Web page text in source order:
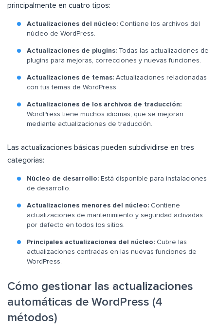
principalmente en cuatro tipos:
Actualizaciones del núcleo: Contiene los archivos del
núcleo de WordPress.
Actualizaciones de plugins: Todas las actualizaciones de
plugins para mejoras, correcciones y nuevas funciones.
Actualizaciones de temas: Actualizaciones relacionadas
con tus temas de WordPress.
Actualizaciones de los archivos de traducción:
WordPress tiene muchos idiomas, que se mejoran
mediante actualizaciones de traducción.
Las actualizaciones básicas pueden subdividirse en tres
categorías:
Núcleo de desarrollo: Está disponible para instalaciones
de desarrollo.
Actualizaciones menores del núcleo: Contiene
actualizaciones de mantenimiento y seguridad activadas
por defecto en todos los sitios.
Principales actualizaciones del núcleo: Cubre las
actualizaciones centradas en las nuevas funciones de
WordPress.
Cómo gestionar las actualizaciones
automáticas de WordPress (4
métodos)